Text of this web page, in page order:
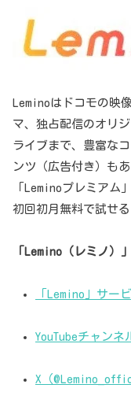
Leminoはドコモの映
マ、独占配信のオリ
ライブまで、豊富な
ンツ（広告付き）も
「Leminoプレミアム
初回初月無料で試せる
「Lemino（レミノ）
「Lemino」サー
YouTubeチャンネ
X（